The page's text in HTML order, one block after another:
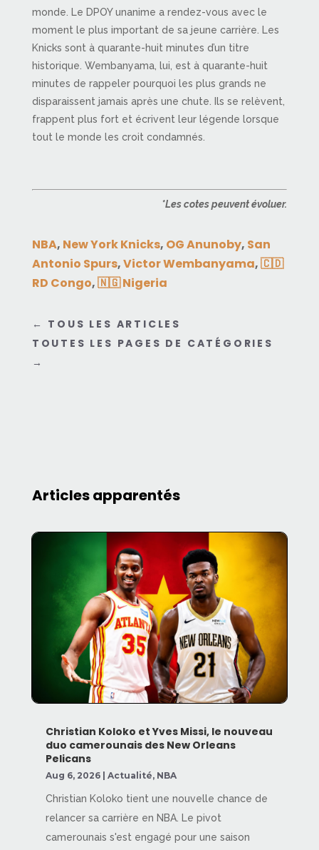
monde. Le DPOY unanime a rendez-vous avec le
moment le plus important de sa jeune carrière. Les
Knicks sont à quarante-huit minutes d’un titre
historique. Wembanyama, lui, est à quarante-huit
minutes de rappeler pourquoi les plus grands ne
disparaissent jamais après une chute. Ils se relèvent,
frappent plus fort et écrivent leur légende lorsque
tout le monde les croit condamnés.
*Les cotes peuvent évoluer.
NBA, New York Knicks, OG Anunoby, San
Antonio Spurs,Victor Wembanyama,🇨🇩
RD Congo,🇳🇬 Nigeria
← TOUS LES ARTICLES
TOUTES LES PAGES DE CATÉGORIES
→
Articles apparentés
Christian Koloko et Yves Missi, le nouveau
duo camerounais des New Orleans
Pelicans
Aug 6, 2026| Actualité, NBA
Christian Koloko tient une nouvelle chance de
relancer sa carrière en NBA. Le pivot
camerounais s'est engagé pour une saison